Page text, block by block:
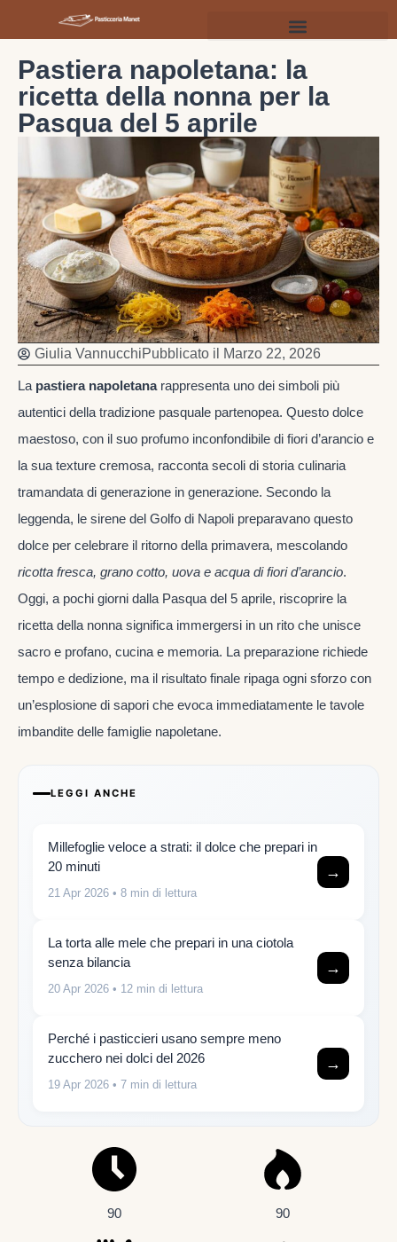
Pastiera napoletana: la
ricetta della nonna per la
Pasqua del 5 aprile
Giulia VannucchiPubblicato il Marzo 22, 2026
La pastiera napoletanarappresenta uno dei simboli più
autentici della tradizione pasquale partenopea. Questo dolce
maestoso, con il suo profumo inconfondibile di fiori d’arancio e
la sua texture cremosa, racconta secoli di storia culinaria
tramandata di generazione in generazione. Secondo la
leggenda, le sirene del Golfo di Napoli preparavano questo
dolce per celebrare il ritorno della primavera, mescolando
ricotta fresca, grano cotto, uova e acqua di fiori d’arancio.
Oggi, a pochi giorni dalla Pasqua del 5 aprile, riscoprire la
ricetta della nonna significa immergersi in un rito che unisce
sacro e profano, cucina e memoria. La preparazione richiede
tempo e dedizione, ma il risultato finale ripaga ogni sforzo con
un’esplosione di sapori che evoca immediatamente le tavole
imbandite delle famiglie napoletane.
LEGGI ANCHE
Millefoglie veloce a strati: il dolce che prepari in
20 minuti
21 Apr 2026 • 8 min di lettura
→
La torta alle mele che prepari in una ciotola
senza bilancia
20 Apr 2026 • 12 min di lettura
→
Perché i pasticcieri usano sempre meno
zucchero nei dolci del 2026
19 Apr 2026 • 7 min di lettura
→
90 90